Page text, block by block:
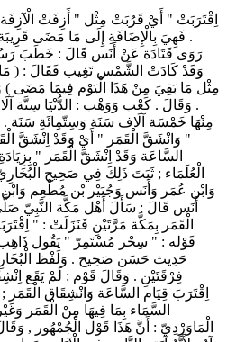
. فَهِيَ بِالْإِضَافَةِ إِلَى مَا مَضَى قَرِيبَة
رَوَى قَتَادَة عَنْ أَنَس قَالَ : خَطَبَ
وَقَدْ كَادَتْ الشَّمْس تَغِيب فَقَالَ : ( مَا
مِثْل مَا بَقِيَ مِنْ هَذَا الْيَوْم فِيمَا مَضَى )
. وَقَالَ . كَعْب وَوَهْب : الدُّنْيَا سِتَّة
مِنْهَا خَمْسَة آلَاف سَنَة وَسِتّمِائَةِ سَنَة .
" وَانْشَقَّ الْقَمَر " أَيْ وَقَدْ اِنْشَقَّ
السَّاعَة وَقَدْ اِنْشَقَّ الْقَمَر "
الْعُلَمَاء ; ثَبَتَ ذَلِكَ فِي صَحِيح
وَابْن عُمَر وَأَنَس وَجُبَيْر بْن مُطْعِم
أَنَس قَالَ : سَأَلَ أَهْل مَكَّة النَّبِيّ
الْقَمَر بِمَكَّة مَرَّتَيْنِ فَنَزَلَتْ : "
قَوْله : " سِحْر مُسْتَمِرّ " يَقُول ذَاهِب
حَدِيث حَسَن صَحِيح . وَلَفْظ
فِرْقَتَيْنِ . وَقَالَ قَوْم : لَمْ يَقَع
اِقْتَرَبَ قِيَام السَّاعَة وَانْشِقَاق
السَّمَاء بِمَا فِيهَا مِنْ الْقَمَر
الْمَاوَرْدِيّ : أَنَّ هَذَا قَوْل الْجُمْهُور ,